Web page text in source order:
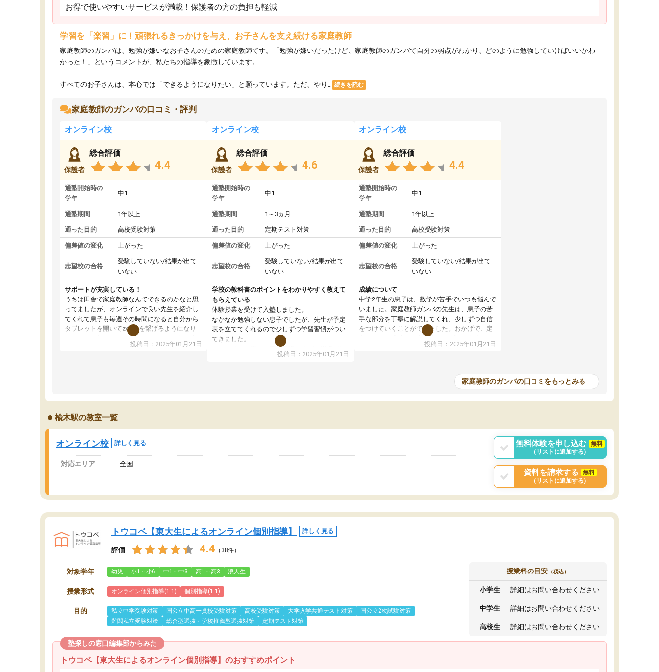
お得で使いやすいサービスが満載！保護者の方の負担も軽減
学習を「楽習」に！頑張れるきっかけを与え、お子さんを支え続ける家庭教師
家庭教師のガンバは、勉強が嫌いなお子さんのための家庭教師です。「勉強が嫌いだったけど、家庭教師のガンバで自分の弱点がわかり、どのように勉強していけばいいかわ
かった！」というコメントが、私たちの指導を象徴しています。
すべてのお子さんは、本心では「できるようになりたい」と願っています。ただ、やり... 続きを読む
家庭教師のガンバの口コミ・評判
オンライン校
保護者
総合評価
4.4
通塾開始時の
学年
中1
通塾期間 1年以上
通った目的 高校受験対策
偏差値の変化 上がった
志望校の合格
受験していない/結果が出て
いない
サポートが充実している！
うちは田舎で家庭教師なんてできるのかなと思
ってましたが、オンラインで良い先生を紹介し
てくれて息子も毎週その時間になると自分から
タブレットを開いてzoomを繋げるようになり
ました！5科目なんでもOKなのもとても気に入
投稿日：2025年01月21日
オンライン校
保護者
総合評価
4.6
通塾開始時の
学年
中1
通塾期間 1～3ヵ月
通った目的 定期テスト対策
偏差値の変化 上がった
志望校の合格
受験していない/結果が出て
いない
学校の教科書のポイントをわかりやすく教えて
もらえている
体験授業を受けて入塾しました。
なかなか勉強しない息子でしたが、先生が予定
表を立ててくれるので少しずつ学習習慣がつい
てきました。
オンラインで週に一度の受講ですが、指導が無
い日も予定表に基づいて勉強したり、LINEでわ
投稿日：2025年01月21日
オンライン校
保護者
総合評価
4.4
通塾開始時の
学年
中1
通塾期間 1年以上
通った目的 高校受験対策
偏差値の変化 上がった
志望校の合格
受験していない/結果が出て
いない
成績について
中学2年生の息子は、数学が苦手でいつも悩んで
いました。家庭教師ガンバの先生は、息子の苦
手な部分を丁寧に解説してくれ、少しずつ自信
をつけていくことができました。おかげで、定
期テストの成績が10点以上アップし、本人もと
投稿日：2025年01月21日
家庭教師のガンバの口コミをもっとみる
楡木駅の教室一覧
オンライン校 詳しく見る
対応エリア 全国
無料体験を申し込む
無料
（リストに追加する）
資料を請求する
無料
（リストに追加する）
トウコベ【東大生によるオンライン個別指導】 詳しく見る
評価 4.4 （38件）
対象学年 幼児 小1～小6 中1～中3 高1～高3 浪人生
授業形式 オンライン個別指導(1:1) 個別指導(1:1)
目的 私立中学受験対策 国公立中高一貫校受験対策 高校受験対策 大学入学共通テスト対策
国公立2次試験対策
難関私立受験対策
総合型選抜・学校推薦型選抜対策 定期テスト対策
授業料の目安 （税込）
小学生 詳細はお問い合わせください
中学生 詳細はお問い合わせください
高校生 詳細はお問い合わせください
塾探しの窓口編集部からみた
トウコベ【東大生によるオンライン個別指導】のおすすめポイント